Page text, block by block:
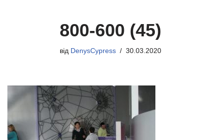
800-600 (45)
від DenysCypress 30.03.2020